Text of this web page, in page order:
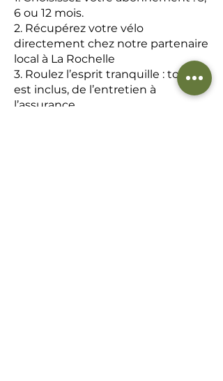
6 ou 12 mois.
2. Récupérez votre vélo
directement chez notre partenaire
local à La Rochelle
3. Roulez l’esprit tranquille : tout
est inclus, de l’entretien à
l’assurance.